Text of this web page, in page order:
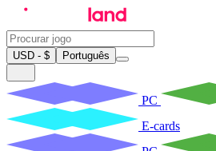
USD - $ Português
PC
E-cards